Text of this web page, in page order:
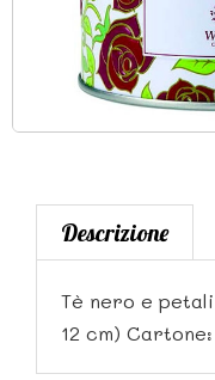
Descrizione
Tè nero e
12 cm)